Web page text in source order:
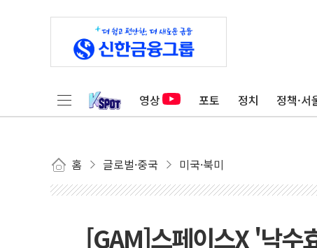
영상 포토 정치 정책·서
홈 글로벌·중국 미국·북미
[GAM]스페이스X '낙